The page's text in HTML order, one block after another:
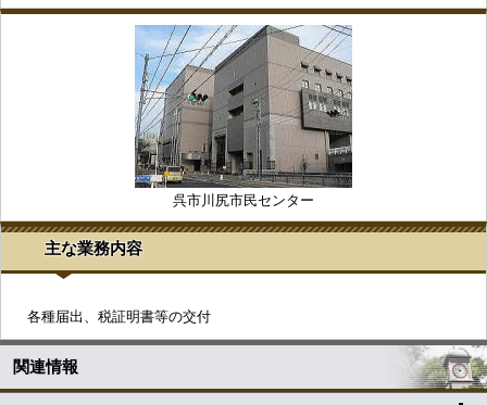
呉市川尻市民センター
主な業務内容
各種届出、税証明書等の交付
関連情報